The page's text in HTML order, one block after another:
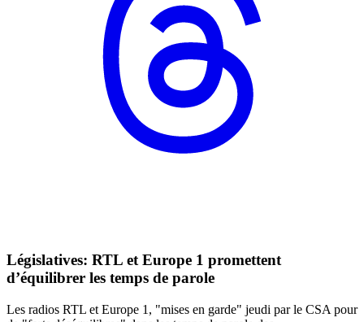
Législatives: RTL et Europe 1 promettent
d’équilibrer les temps de parole
Les radios RTL et Europe 1, "mises en garde" jeudi par le CSA pour